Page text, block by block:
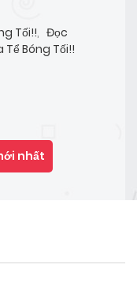
Tối!!, Đọc
Bóng Tối!!
nhất